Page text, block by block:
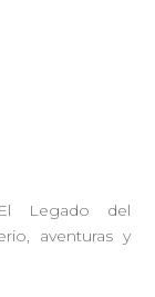
Legado del
aventuras y